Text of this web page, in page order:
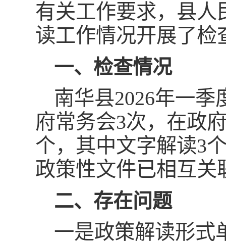
有关工作要求，县人
读工作情况开展了检
一、检查情况
南华县2026年一
府常务会3次，在政
个，其中文字解读3
政策性文件已相互关
二、存在问题
一是政策解读形式